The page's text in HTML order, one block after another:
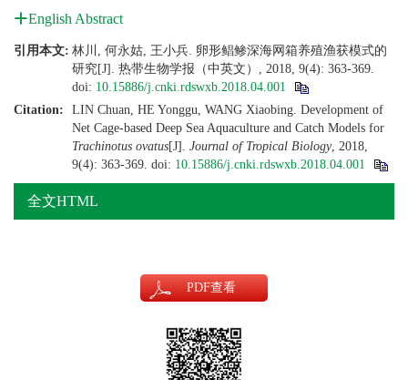
English Abstract
引用本文: 林川, 何永姑, 王小兵. 卵形鲳鲹深海网箱养殖渔获模式的
研究[J]. 热带生物学报（中英文）, 2018, 9(4): 363-369.
doi: 10.15886/j.cnki.rdswxb.2018.04.001
Citation:
LIN Chuan, HE Yonggu, WANG Xiaobing. Development of
Net Cage-based Deep Sea Aquaculture and Catch Models for
Trachinotus ovatus[J]. Journal of Tropical Biology, 2018,
9(4): 363-369. doi: 10.15886/j.cnki.rdswxb.2018.04.001
全文HTML
PDF查看